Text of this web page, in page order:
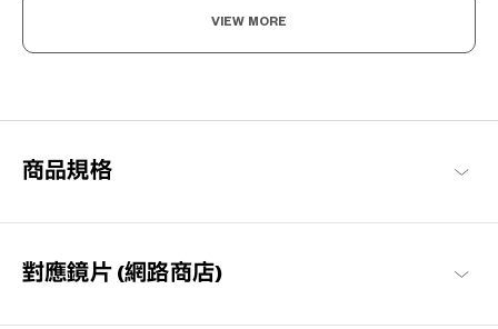
職人工藝，日本製之美
VIEW MORE
商品規格
對應鏡片 (網路商店)